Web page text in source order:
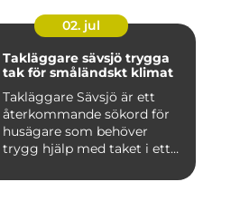
02. jul
Takläggare sävsjö trygga
tak för småländskt klimat
Takläggare Sävsjö är ett
återkommande sökord för
husägare som behöver
trygg hjälp med taket i ett